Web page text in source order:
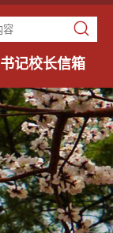
书记校长信箱